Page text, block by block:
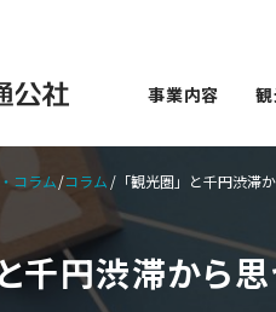
事業内容 観
コラム コラム 「観光圏」と千円渋滞
と千円渋滞か